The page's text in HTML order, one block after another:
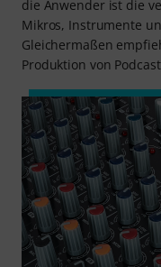
die Anwender ist die
Mikros, Instrumente
Gleichermaßen
Produktion von